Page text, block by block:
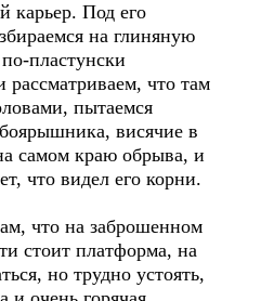
карьер. Под его
на глиняную
пластунски
рассматриваем, что там
пытаемся
висячие в
самом краю обрыва, и
что видел его корни.
что на заброшенном
стоит платформа, на
но трудно устоять,